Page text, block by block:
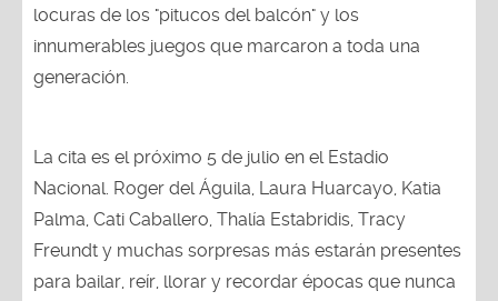
locuras de los "pitucos del balcón" y los
innumerables juegos que marcaron a toda una
generación.
La cita es el próximo 5 de julio en el Estadio
Nacional. Roger del Águila, Laura Huarcayo, Katia
Palma, Cati Caballero, Thalía Estabridis, Tracy
Freundt y muchas sorpresas más estarán presentes
para bailar, reír, llorar y recordar épocas que nunca